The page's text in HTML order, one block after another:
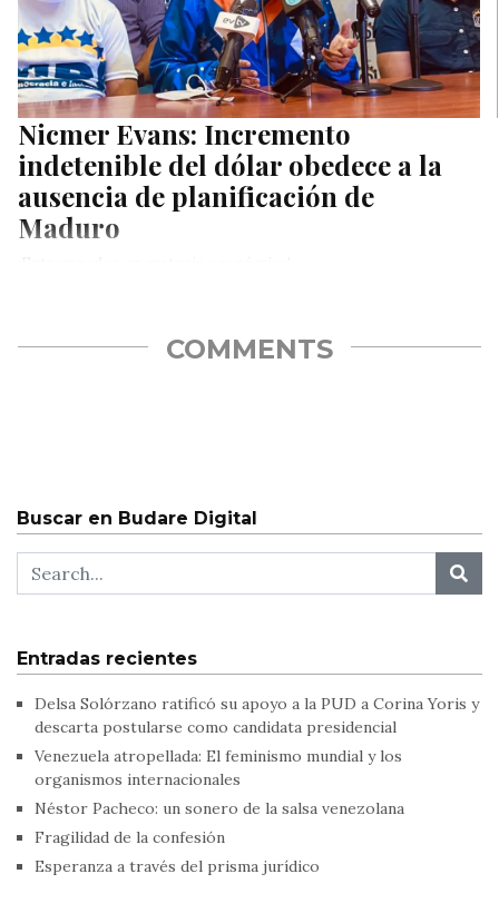
Nicmer Evans: Incremento
indetenible del dólar obedece a la
ausencia de planificación de
Maduro
COMMENTS
Buscar en Budare Digital
Entradas recientes
Delsa Solórzano ratificó su apoyo a la PUD a Corina Yoris y
descarta postularse como candidata presidencial
Venezuela atropellada: El feminismo mundial y los
organismos internacionales
Néstor Pacheco: un sonero de la salsa venezolana
Fragilidad de la confesión
Esperanza a través del prisma jurídico